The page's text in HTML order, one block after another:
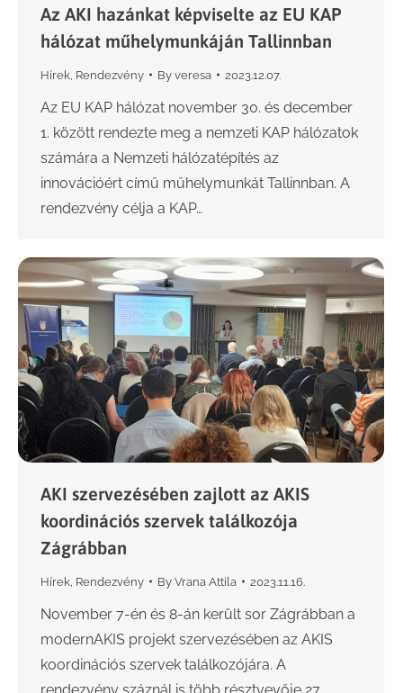
Az AKI hazánkat képviselte az EU KAP
hálózat műhelymunkáján Tallinnban
Hírek Rendezvény By veresa 2023.12.07.
Az EU KAP hálózat november 30. és december
1. között rendezte meg a nemzeti KAP hálózatok
számára a Nemzeti hálózatépítés az
innovációért című műhelymunkát Tallinnban. A
rendezvény célja a KAP…
AKI szervezésében zajlott az AKIS
koordinációs szervek találkozója
Zágrábban
Hírek Rendezvény By Vrana Attila 2023.11.16.
November 7-én és 8-án került sor Zágrábban a
modernAKIS projekt szervezésében az AKIS
koordinációs szervek találkozójára. A